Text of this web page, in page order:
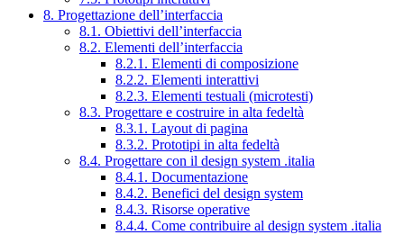
8. Progettazione dell’interfaccia
8.1. Obiettivi dell’interfaccia
8.2. Elementi dell’interfaccia
8.2.1. Elementi di composizione
8.2.2. Elementi interattivi
8.2.3. Elementi testuali (microtesti)
8.3. Progettare e costruire in alta fedeltà
8.3.1. Layout di pagina
8.3.2. Prototipi in alta fedeltà
8.4. Progettare con il design system .italia
8.4.1. Documentazione
8.4.2. Benefici del design system
8.4.3. Risorse operative
8.4.4. Come contribuire al design system .italia